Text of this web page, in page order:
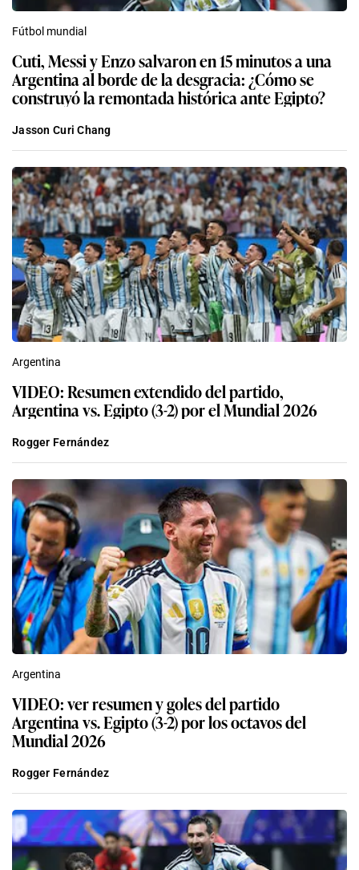
Fútbol mundial
Cuti, Messi y Enzo salvaron en 15 minutos a una
Argentina al borde de la desgracia: ¿Cómo se
construyó la remontada histórica ante Egipto?
Jasson Curi Chang
Argentina
VIDEO: Resumen extendido del partido,
Argentina vs. Egipto (3-2) por el Mundial 2026
Rogger Fernández
Argentina
VIDEO: ver resumen y goles del partido
Argentina vs. Egipto (3-2) por los octavos del
Mundial 2026
Rogger Fernández